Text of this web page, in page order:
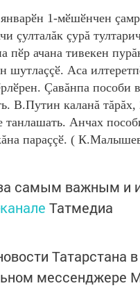
1-мӗшӗнчен
çулталăк çурă
пӗр ачана тивекен
шутлаççӗ. Аса
Çавăнпа пособи
В.Путин каланă тăрăх,
танлашать. Анчах
параççӗ. (
самым важным и
Татмедиа
Татарстана в
мессенджере